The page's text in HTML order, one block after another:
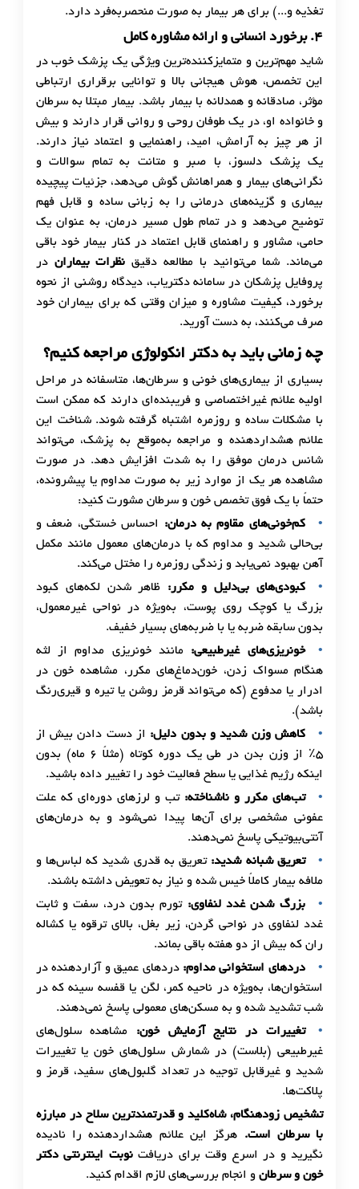
تغذیه و...) برای هر بیمار به صورت منحصربه‌فرد دارد.
۴. برخورد انسانی و ارائه مشاوره کامل
شاید مهم‌ترین و متمایزکننده‌ترین ویژگی یک پزشک خوب در
این تخصص، هوش هیجانی بالا و توانایی برقراری ارتباطی
مؤثر، صادقانه و همدلانه با بیمار باشد. بیمار مبتلا به سرطان
و خانواده او، در یک طوفان روحی و روانی قرار دارند و بیش
از هر چیز به آرامش، امید، راهنمایی و اعتماد نیاز دارند.
یک پزشک دلسوز، با صبر و متانت به تمام سوالات و
نگرانی‌های بیمار و همراهانش گوش می‌دهد، جزئیات پیچیده
بیماری و گزینه‌های درمانی را به زبانی ساده و قابل فهم
توضیح می‌دهد و در تمام طول مسیر درمان، به عنوان یک
حامی، مشاور و راهنمای قابل اعتماد در کنار بیمار خود باقی
می‌ماند. شما می‌توانید با مطالعه دقیق نظرات بیماران در
پروفایل پزشکان در سامانه دکتریاب، دیدگاه روشنی از نحوه
برخورد، کیفیت مشاوره و میزان وقتی که برای بیماران خود
صرف می‌کنند، به دست آورید.
چه زمانی باید به دکتر انکولوژی مراجعه کنیم؟
بسیاری از بیماری‌های خونی و سرطان‌ها، متاسفانه در مراحل
اولیه علائم غیراختصاصی و فریبنده‌ای دارند که ممکن است
با مشکلات ساده و روزمره اشتباه گرفته شوند. شناخت این
علائم هشداردهنده و مراجعه به‌موقع به پزشک، می‌تواند
شانس درمان موفق را به شدت افزایش دهد. در صورت
مشاهده هر یک از موارد زیر به صورت مداوم یا پیشرونده،
حتماً با یک فوق تخصص خون و سرطان مشورت کنید:
کم‌خونی‌های مقاوم به درمان: احساس خستگی، ضعف و
بی‌حالی شدید و مداوم که با درمان‌های معمول مانند مکمل
آهن بهبود نمی‌یابد و زندگی روزمره را مختل می‌کند.
کبودی‌های بی‌دلیل و مکرر: ظاهر شدن لکه‌های کبود
بزرگ یا کوچک روی پوست، به‌ویژه در نواحی غیرمعمول،
بدون سابقه ضربه یا با ضربه‌های بسیار خفیف.
خونریزی‌های غیرطبیعی: مانند خونریزی مداوم از لثه
هنگام مسواک زدن، خون‌دماغ‌های مکرر، مشاهده خون در
ادرار یا مدفوع (که می‌تواند قرمز روشن یا تیره و قیری‌رنگ
باشد).
کاهش وزن شدید و بدون دلیل: از دست دادن بیش از
۵٪ از وزن بدن در طی یک دوره کوتاه (مثلاً ۶ ماه) بدون
اینکه رژیم غذایی یا سطح فعالیت خود را تغییر داده باشید.
تب‌های مکرر و ناشناخته: تب و لرزهای دوره‌ای که علت
عفونی مشخصی برای آن‌ها پیدا نمی‌شود و به درمان‌های
آنتی‌بیوتیکی پاسخ نمی‌دهند.
تعریق شبانه شدید: تعریق به قدری شدید که لباس‌ها و
ملافه بیمار کاملاً خیس شده و نیاز به تعویض داشته باشند.
بزرگ شدن غدد لنفاوی: تورم بدون درد، سفت و ثابت
غدد لنفاوی در نواحی گردن، زیر بغل، بالای ترقوه یا کشاله
ران که بیش از دو هفته باقی بماند.
دردهای استخوانی مداوم: دردهای عمیق و آزاردهنده در
استخوان‌ها، به‌ویژه در ناحیه کمر، لگن یا قفسه سینه که در
شب تشدید شده و به مسکن‌های معمولی پاسخ نمی‌دهند.
تغییرات در نتایج آزمایش خون: مشاهده سلول‌های
غیرطبیعی (بلاست) در شمارش سلول‌های خون یا تغییرات
شدید و غیرقابل توجیه در تعداد گلبول‌های سفید، قرمز و
پلاکت‌ها.
تشخیص زودهنگام، شاه‌کلید و قدرتمندترین سلاح در مبارزه
با سرطان است. هرگز این علائم هشداردهنده را نادیده
نگیرید و در اسرع وقت برای دریافتنوبت اینترنتی دکتر
خون و سرطانو انجام بررسی‌های لازم اقدام کنید.